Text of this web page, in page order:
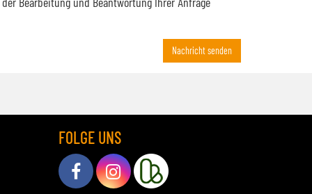
Nachricht senden
FOLGE UNS